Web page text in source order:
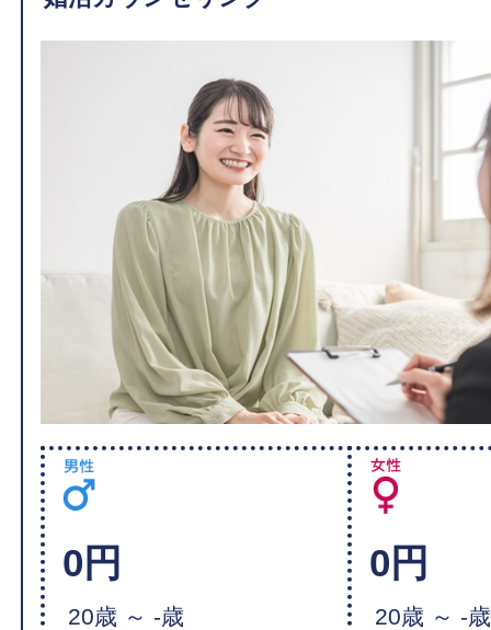
0円
20歳 ～ -歳
0円
20歳 ～ -歳